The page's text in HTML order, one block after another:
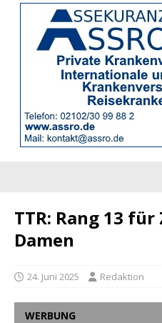
TTR: Rang 13
Damen
24. Juni 2025 Redaktion
WERBUNG